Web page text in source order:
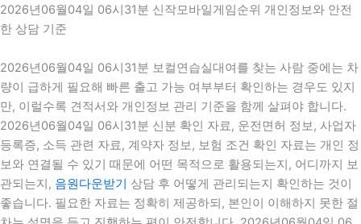
2026년06월04일 06시31분 신작모바일게임순위 개인정보와 안전
한 상담 기준
2026년06월04일 06시31분 보컬연습실대여를 찾는 사람 중에는 차
량이 급하게 필요해 빠른 출고 가능 여부부터 확인하는 경우도 있지
만, 이럴수록 견적서와 개인정보 관리 기준을 함께 살펴야 합니다.
2026년06월04일 06시31분 신분 확인 자료, 운전면허 정보, 사업자
등록증, 소득 관련 자료, 계약자 정보, 보험 조건 확인 자료는 개인 정
보와 연결될 수 있기 때문에 어떤 목적으로 활용되는지, 어디까지 보
관되는지, 음원다운받기 상담 후 어떻게 관리되는지 확인하는 것이
좋습니다. 필요한 자료는 정확히 제공하되, 본인이 이해하지 못한 절